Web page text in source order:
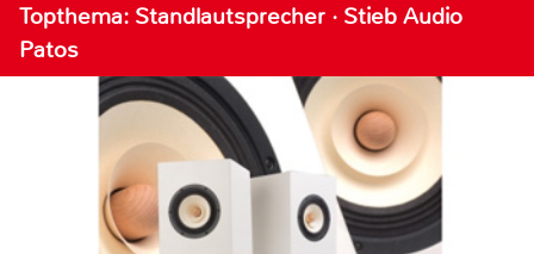
Topthema: Standlautsprecher · Stieb Audio
Patos